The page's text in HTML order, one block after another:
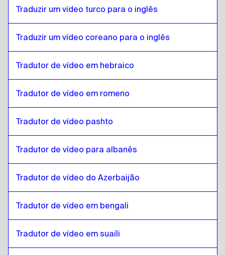
Estoniano para
chinês
EstonianoparaEspanhol colombiano
Espanhol colombianoparaEstoniano
EstonianoparaPolonês
PolonêsparaEstoniano
Estonianoparaespanhol cubano
espanhol cubanopara Estoniano
Espanhol equatorianoparaEstoniano
Estoniano para
Amárico etíope
Estoniano
EstonianoparaFilipino Inglês / Filipino
Traduzir um vídeo turco para o inglês
Traduzir um vídeo coreano para o inglês
Tradutor de vídeo em hebraico
Tradutor de vídeo em romeno
Tradutor de vídeo pashto
Tradutor de vídeo para albanês
Tradutor de vídeo do Azerbaijão
Tradutor de vídeo em bengali
Tradutor de vídeo em suaíli